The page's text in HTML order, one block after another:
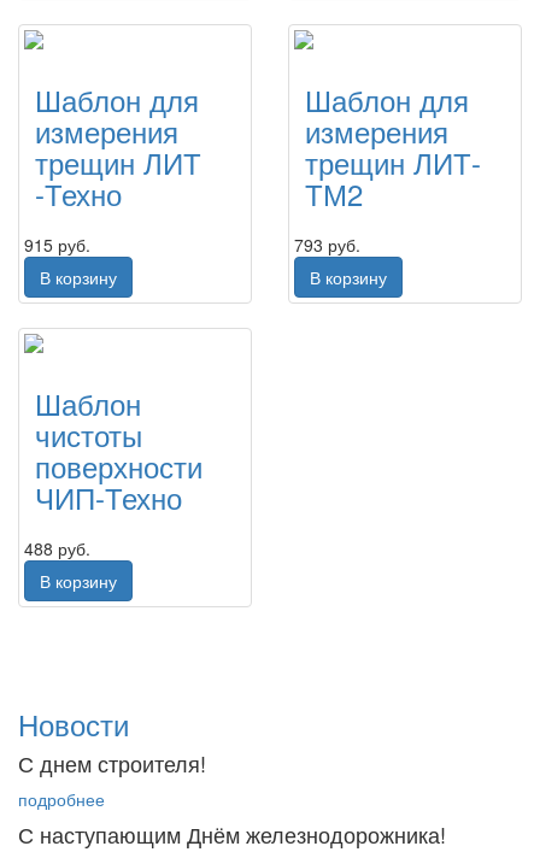
Шаблон для
измерения
трещин ЛИТ
-Техно
915 руб.
В корзину
Шаблон для
измерения
трещин ЛИТ-
ТМ2
793 руб.
В корзину
Шаблон
чистоты
поверхности
ЧИП-Техно
488 руб.
В корзину
Новости
С днем строителя!
подробнее
С наступающим Днём железнодорожника!